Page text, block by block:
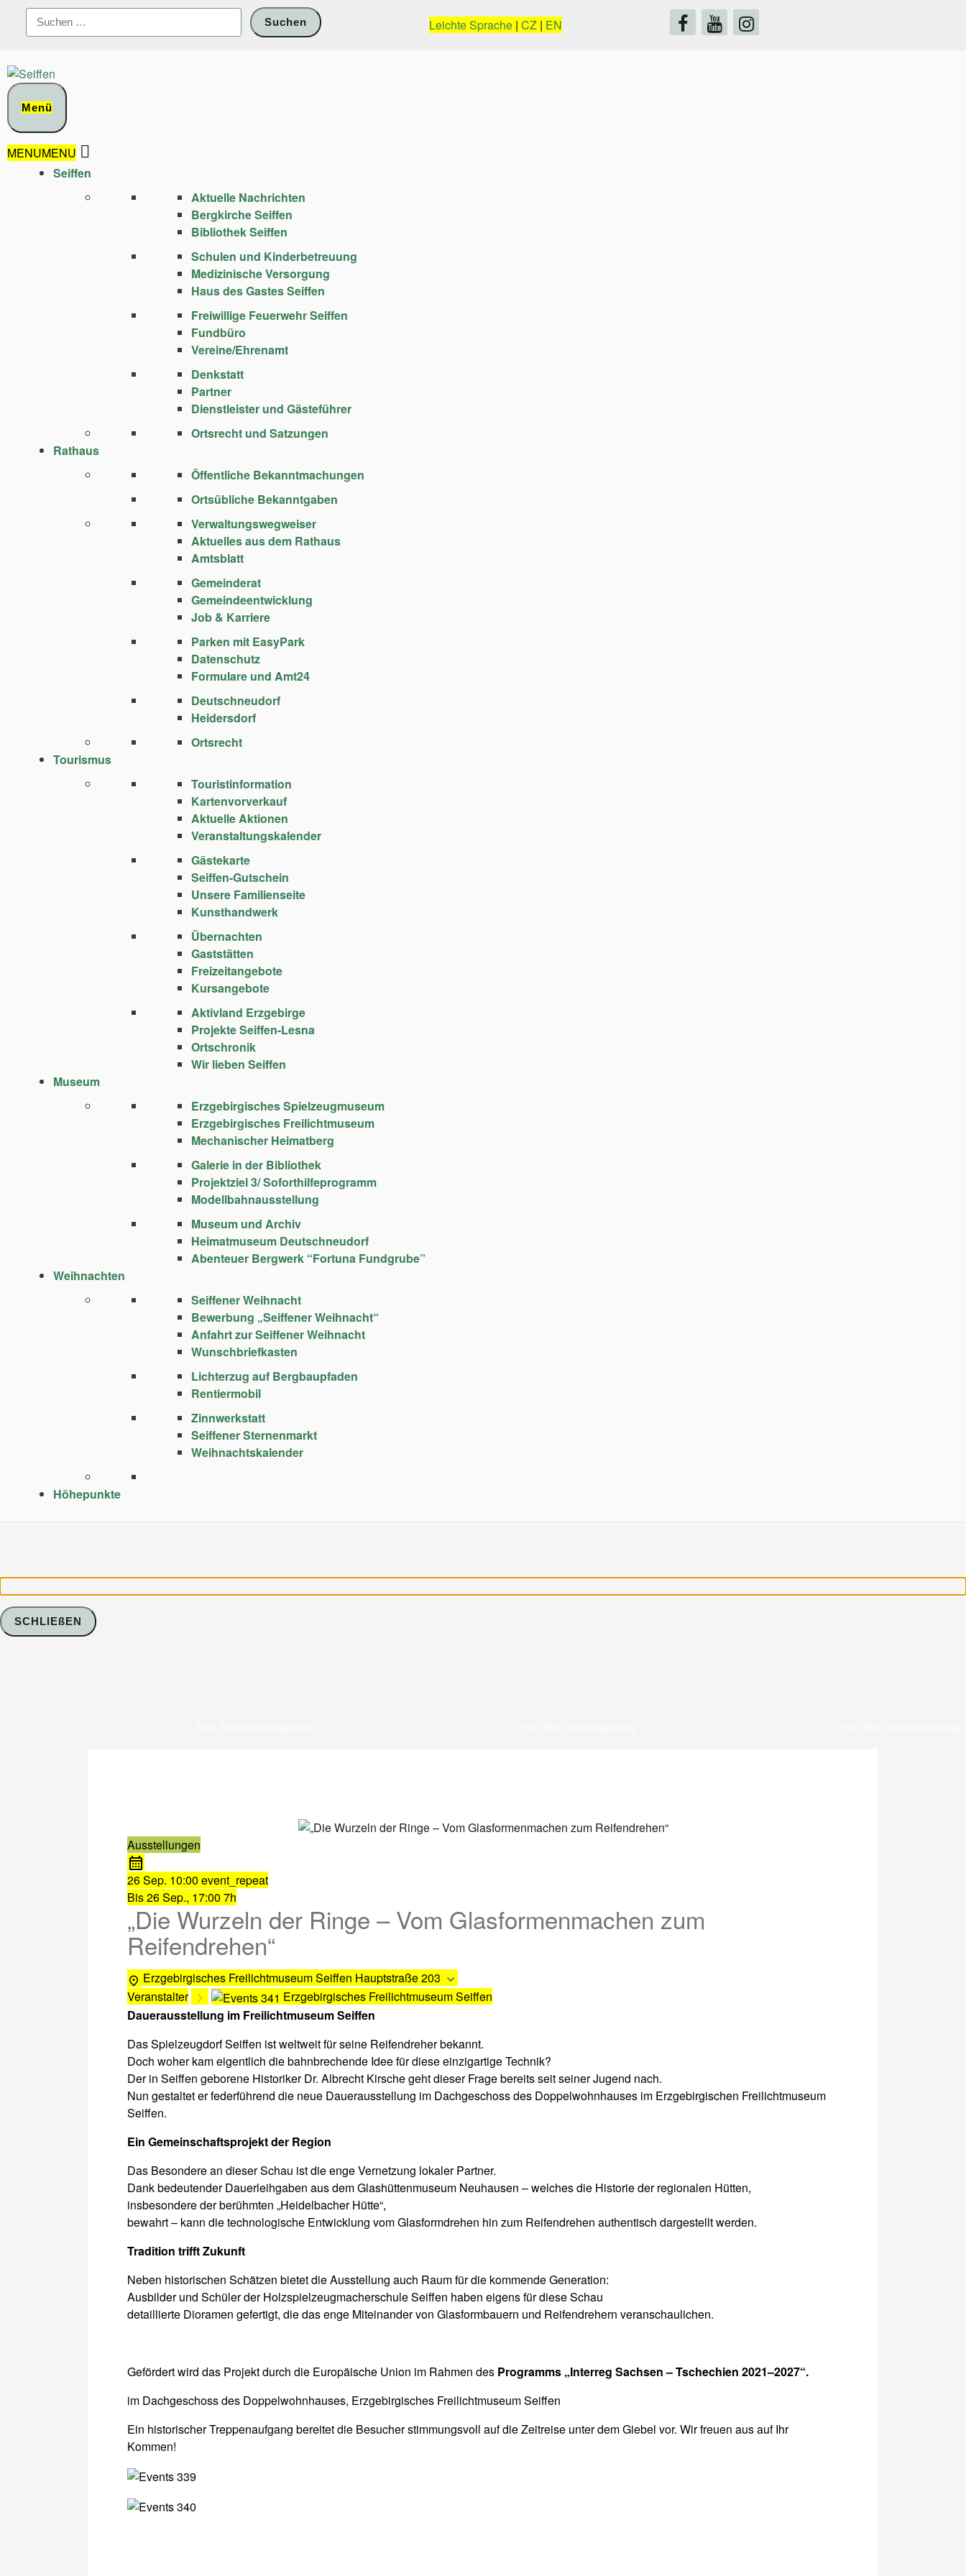
Suchen
nach:
Leichte Sprache | CZ | EN
Menü
MENUMENU
Seiffen
Aktuelle Nachrichten
Bergkirche Seiffen
Bibliothek Seiffen
Schulen und Kinder­betreuung
Medizinische Versorgung
Haus des Gastes Seiffen
Freiwillige Feuerwehr Seiffen
Fundbüro
Vereine/Ehrenamt
Denkstatt
Partner
Dienstleister und Gästeführer
Ortsrecht und Satzungen
Rathaus
Öffentliche Bekanntmachungen
Ortsübliche Bekanntgaben
Verwaltungswegweiser
Aktuelles aus dem Rathaus
Amtsblatt
Gemeinderat
Gemeindeentwicklung
Job & Karriere
Parken mit EasyPark
Datenschutz
Formulare und Amt24
Deutschneudorf
Heidersdorf
Ortsrecht
Tourismus
Touristinformation
Kartenvorverkauf
Aktuelle Aktionen
Veranstaltungskalender
Gästekarte
Seiffen-Gutschein
Unsere Familienseite
Kunsthandwerk
Übernachten
Gaststätten
Freizeitangebote
Kursangebote
Aktivland Erzgebirge
Projekte Seiffen-Lesna
Ortschronik
Wir lieben Seiffen
Museum
Erzgebirgisches Spielzeugmuseum
Erzgebirgisches Freilichtmuseum
Mechanischer Heimatberg
Galerie in der Bibliothek
Projektziel 3/ Soforthilfeprogramm
Modellbahnausstellung
Museum und Archiv
Heimatmuseum Deutschneudorf
Abenteuer Bergwerk “Fortuna Fundgrube”
Weihnachten
Seiffener Weihnacht
Bewerbung „Seiffener Weihnacht“
Anfahrt zur Seiffener Weihnacht
Wunschbriefkasten
Lichterzug auf Bergbaupfaden
Rentiermobil
Zinnwerkstatt
Seiffener Sternenmarkt
Weihnachtskalender
Höhepunkte
Ausstellungen
26 Sep. 10:00 event_repeat
Bis26 Sep., 17:00 7h
„Die Wurzeln der Ringe – Vom Glasformenmachen zum
Reifendrehen“
Erzgebirgisches Freilichtmuseum Seiffen Hauptstraße 203
Veranstalter
Erzgebirgisches Freilichtmuseum Seiffen
Dauerausstellung im Freilichtmuseum Seiffen
Das Spielzeugdorf Seiffen ist weltweit für seine Reifendreher bekannt.
Doch woher kam eigentlich die bahnbrechende Idee für diese einzigartige Technik?
Der in Seiffen geborene Historiker Dr. Albrecht Kirsche geht dieser Frage bereits seit seiner Jugend nach.
Nun gestaltet er federführend die neue Dauerausstellung im Dachgeschoss des Doppelwohnhauses im Erzgebirgischen Freilichtmuseum
Seiffen.
Ein Gemeinschaftsprojekt der Region
Das Besondere an dieser Schau ist die enge Vernetzung lokaler Partner.
Dank bedeutender Dauerleihgaben aus dem Glashüttenmuseum Neuhausen – welches die Historie der regionalen Hütten,
insbesondere der berühmten „Heidelbacher Hütte“,
bewahrt – kann die technologische Entwicklung vom Glasformdrehen hin zum Reifendrehen authentisch dargestellt werden.
Tradition trifft Zukunft
Neben historischen Schätzen bietet die Ausstellung auch Raum für die kommende Generation:
Ausbilder und Schüler der Holzspielzeugmacherschule Seiffen haben eigens für diese Schau
detaillierte Dioramen gefertigt, die das enge Miteinander von Glasformbauern und Reifendrehern veranschaulichen.
Gefördert wird das Projekt durch die Europäische Union im Rahmen des Programms „Interreg Sachsen – Tschechien 2021–2027“.
im Dachgeschoss des Doppelwohnhauses, Erzgebirgisches Freilichtmuseum Seiffen
Ein historischer Treppenaufgang bereitet die Besucher stimmungsvoll auf die Zeitreise unter dem Giebel vor. Wir freuen aus auf Ihr
Kommen!
SCHLIEßEN